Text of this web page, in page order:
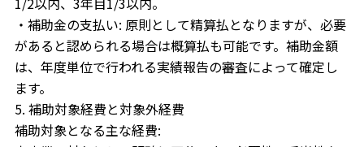
・補助金の支払い: 原則として精算払となりますが、必要
があると認められる場合は概算払も可能です。補助金額
は、年度単位で行われる実績報告の審査によって確定し
ます。
5. 補助対象経費と対象外経費
補助対象となる主な経費: